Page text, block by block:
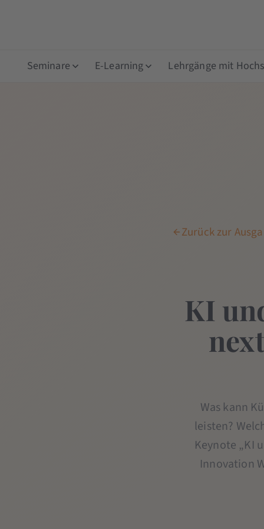
Seminare E-Learning Lehrgänge mit
Zurück zur
KI
Was kann
leisten?
Keynote „KI
Innovation